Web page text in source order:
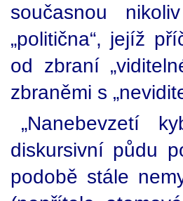
současnou
„politična“, jejíž
od zbraní
zbraněmi s
„Nanebevzetí
diskursivní půdu
podobě stále